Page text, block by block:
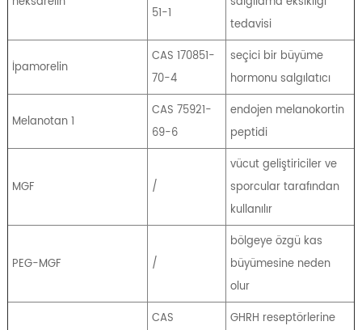
51-1
tedavisi
İpamorelin
CAS 170851-
70-4
seçici bir büyüme
hormonu salgılatıcı
Melanotan 1
CAS 75921-
69-6
endojen melanokortin
peptidi
MGF /
vücut geliştiriciler ve
sporcular tarafından
kullanılır
PEG-MGF /
bölgeye özgü kas
büyümesine neden
olur
CAS
GHRH reseptörlerine